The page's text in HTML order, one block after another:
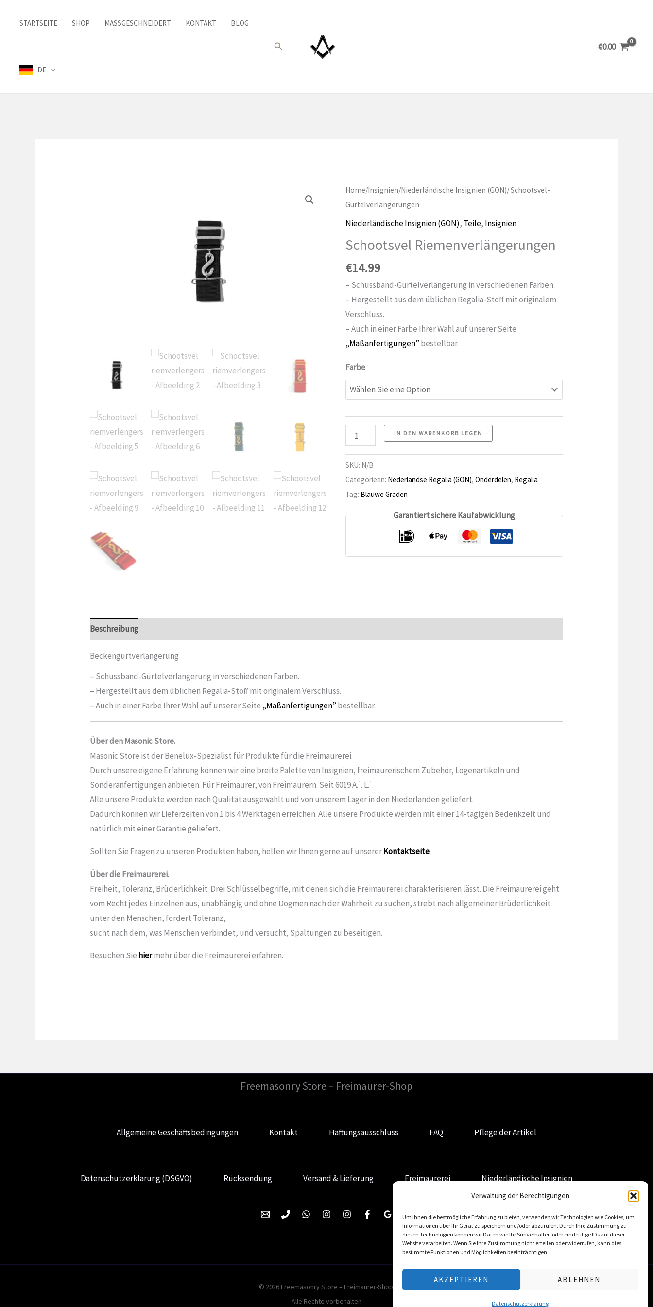
Verwaltung der Berechtigungen
Um Ihnen die bestmögliche Erfahrung zu bieten, verwenden wir Technologien wie Cookies, um
Informationen über Ihr Gerät zu speichern und/oder abzurufen. Durch Ihre Zustimmung zu
diesen Technologien können wir Daten wie Ihr Surfverhalten oder eindeutige IDs auf dieser
Website verarbeiten. Wenn Sie Ihre Zustimmung nicht erteilen oder widerrufen, kann dies
bestimmte Funktionen und Möglichkeiten beeinträchtigen.
AKZEPTIEREN ABLEHNEN
Datenschutzerklärung
InhaltSTARTSEITE SHOP MASSGESCHNEIDERT KONTAKT BLOG
DE
Suche €0.00
Home/Insignien/Niederländische Insignien (GON)/ Schootsvel-
Gürtelverlängerungen
Niederländische Insignien (GON), Teile, Insignien
Schootsvel Riemenverlängerungen
€14.99
– Schussband-Gürtelverlängerung in verschiedenen Farben.
– Hergestellt aus dem üblichen Regalia-Stoff mit originalem
Verschluss.
– Auch in einer Farbe Ihrer Wahl auf unserer Seite
„Maßanfertigungen” bestellbar.
Farbe
Schootsvel
Riemenverlängerungen
Anzahl
IN DEN WARENKORB LEGEN
SKU: N/B
Categorieën: Nederlandse Regalia (GON), Onderdelen, Regalia
Tag: Blauwe Graden
Garantiert sichere Kaufabwicklung
Beschreibung
Beckengurtverlängerung
– Schussband-Gürtelverlängerung in verschiedenen Farben.
– Hergestellt aus dem üblichen Regalia-Stoff mit originalem Verschluss.
– Auch in einer Farbe Ihrer Wahl auf unserer Seite „Maßanfertigungen” bestellbar.
Über den Masonic Store.
Masonic Store ist der Benelux-Spezialist für Produkte für die Freimaurerei.
Durch unsere eigene Erfahrung können wir eine breite Palette von Insignien, freimaurerischem Zubehör, Logenartikeln und
Sonderanfertigungen anbieten. Für Freimaurer, von Freimaurern. Seit 6019 A.˙. L.˙.
Alle unsere Produkte werden nach Qualität ausgewählt und von unserem Lager in den Niederlanden geliefert.
Dadurch können wir Lieferzeiten von 1 bis 4 Werktagen erreichen. Alle unsere Produkte werden mit einer 14-tägigen Bedenkzeit und
natürlich mit einer Garantie geliefert.
Sollten Sie Fragen zu unseren Produkten haben, helfen wir Ihnen gerne auf unsererKontaktseite.
Über die Freimaurerei.
Freiheit, Toleranz, Brüderlichkeit. Drei Schlüsselbegriffe, mit denen sich die Freimaurerei charakterisieren lässt. Die Freimaurerei geht
vom Recht jedes Einzelnen aus, unabhängig und ohne Dogmen nach der Wahrheit zu suchen, strebt nach allgemeiner Brüderlichkeit
unter den Menschen, fördert Toleranz,
sucht nach dem, was Menschen verbindet, und versucht, Spaltungen zu beseitigen.
Besuchen Sie hiermehr über die Freimaurerei erfahren.
Freemasonry Store – Freimaurer-Shop
Allgemeine Geschäftsbedingungen Kontakt Haftungsausschluss FAQ Pflege der Artikel
Datenschutzerklärung (DSGVO) Rücksendung Versand & Lieferung Freimaurerei Niederländische Insignien
© 2026 Freemasonry Store – Freimaurer-Shop.
Alle Rechte vorbehalten